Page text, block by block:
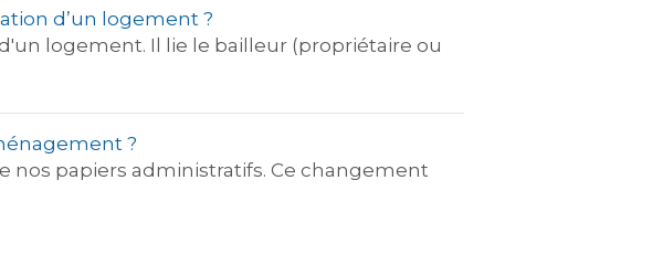
d’un logement ?
logement. Il lie le bailleur (propriétaire ou
?
nos papiers administratifs. Ce changement